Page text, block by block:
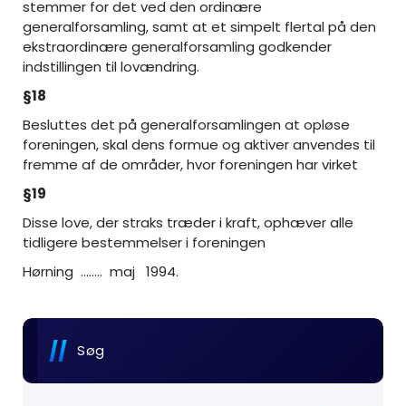
stemmer for det ved den ordinære
generalforsamling, samt at et simpelt flertal på den
ekstraordinære generalforsamling godkender
indstillingen til lovændring.
§18
Besluttes det på generalforsamlingen at opløse
foreningen, skal dens formue og aktiver anvendes til
fremme af de områder, hvor foreningen har virket
§19
Disse love, der straks træder i kraft, ophæver alle
tidligere bestemmelser i foreningen
Hørning …….. maj 1994.
Søg